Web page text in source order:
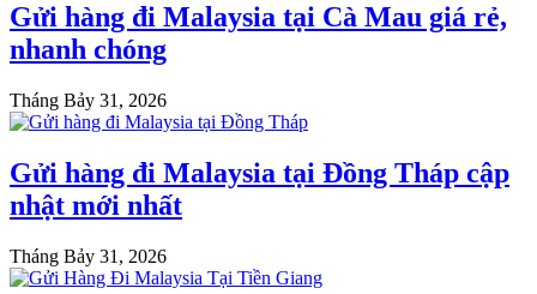
Gửi hàng đi Malaysia tại Cà Mau giá rẻ,
nhanh chóng
Tháng Bảy 31, 2026
Gửi hàng đi Malaysia tại Đồng Tháp cập
nhật mới nhất
Tháng Bảy 31, 2026